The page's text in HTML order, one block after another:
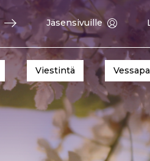
Jäsensivuille
Viestintä